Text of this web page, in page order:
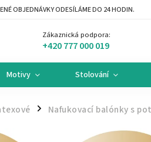
OBJEDNÁVKY ODESÍLÁME DO 24 HODIN.
Zákaznická podpora:
+420 777 000 019
Motivy Stolování
/ Nafukovací balónky s